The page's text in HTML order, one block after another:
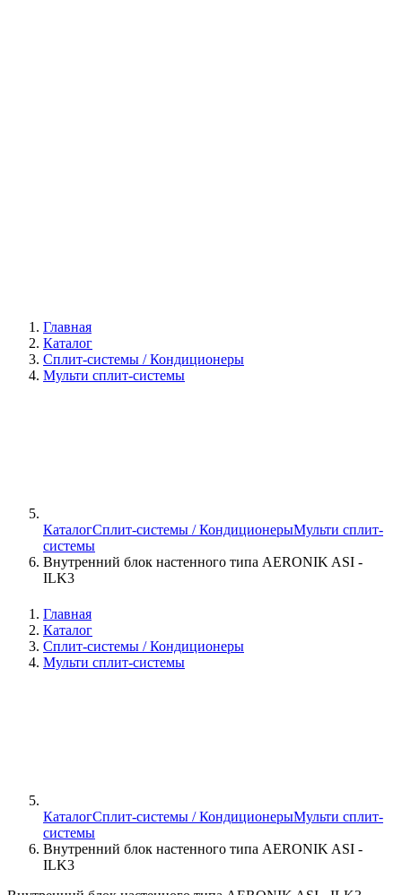
Главная
Каталог
Сплит-системы / Кондиционеры
Мульти сплит-системы
КаталогСплит-системы / КондиционерыМульти сплит-
системы
Внутренний блок настенного типа AERONIK ASI -
ILK3
Главная
Каталог
Сплит-системы / Кондиционеры
Мульти сплит-системы
КаталогСплит-системы / КондиционерыМульти сплит-
системы
Внутренний блок настенного типа AERONIK ASI -
ILK3